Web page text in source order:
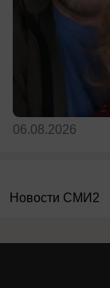
06.08.2026
Новости СМИ2